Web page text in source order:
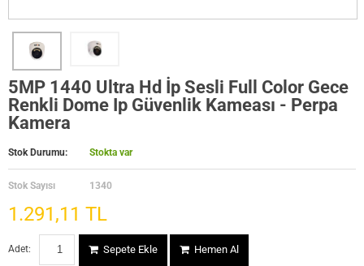
5MP 1440 Ultra Hd İp Sesli Full Color Gece
Renkli Dome Ip Güvenlik Kameası - Perpa
Kamera
Stok Durumu: Stokta var
Stok Sayısı 1340
1.291,11 TL
Adet: Sepete Ekle Hemen Al